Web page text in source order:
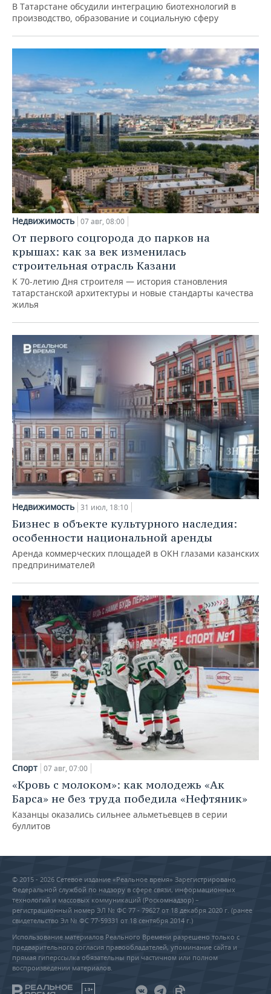
В Татарстане обсудили интеграцию биотехнологий в
производство, образование и социальную сферу
Недвижимость 07 авг, 08:00
От первого соцгорода до парков на
крышах: как за век изменилась
строительная отрасль Казани
К 70-летию Дня строителя — история становления
татарстанской архитектуры и новые стандарты качества
жилья
Недвижимость 31 июл, 18:10
Бизнес в объекте культурного наследия:
особенности национальной аренды
Аренда коммерческих площадей в ОКН глазами казанских
предпринимателей
Спорт 07 авг, 07:00
«Кровь с молоком»: как молодежь «Ак
Барса» не без труда победила «Нефтяник»
Казанцы оказались сильнее альметьевцев в серии
буллитов
© 2015 - 2026 Сетевое издание «Реальное время» Зарегистрировано
Федеральной службой по надзору в сфере связи, информационных
технологий и массовых коммуникаций (Роскомнадзор) –
регистрационный номер ЭЛ № ФС 77 - 79627 от 18 декабря 2020 г. (ранее
свидетельство Эл № ФС 77-59331 от 18 сентября 2014 г.)
Использование материалов Реального Времени разрешено только с
предварительного согласия правообладателей, упоминание сайта и
прямая гиперссылка обязательны при частичном или полном
воспроизведении материалов.
18+